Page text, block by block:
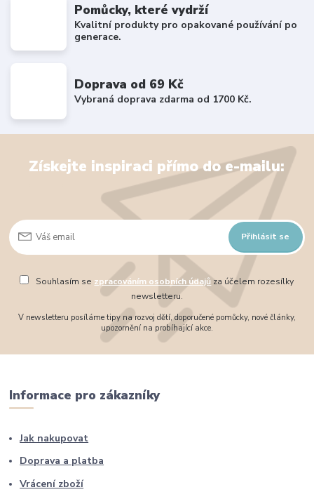
Pomůcky, které vydrží
Kvalitní produkty pro opakované používání po
generace.
Doprava od 69 Kč
Vybraná doprava zdarma od 1700 Kč.
Získejte inspiraci přímo do e-mailu:
Přihlásit se
Souhlasím se zpracováním osobních údajůza účelem rozesílky
newsletteru.
V newsletteru posíláme tipy na rozvoj dětí, doporučené pomůcky, nové články,
upozornění na probíhající akce.
Informace pro zákazníky
Jak nakupovat
Doprava a platba
Vrácení zboží